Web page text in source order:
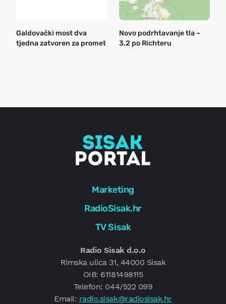
Galdovački most dva
tjedna zatvoren za promet
Novo podrhtavanje tla –
3,2 po Richteru
Marketing
RadioSisak.hr
TV Sisak
Radio Sisak d.o.o
Rimska ulica 31, 44000 Sisak
OIB: 61181498115
Telefon: 044/522 099
Email: radio.sisak@radiosisak.hr